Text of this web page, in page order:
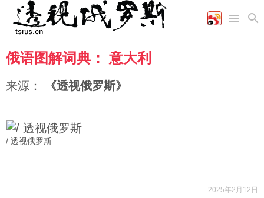
首页
国际
时政
空军
海军
财经
商业
农业
文艺
教育
图片新闻
高清图片
图表
俄语图解词典： 意大利
来源： 《透视俄罗斯》
/ 透视俄罗斯
2025年2月12日